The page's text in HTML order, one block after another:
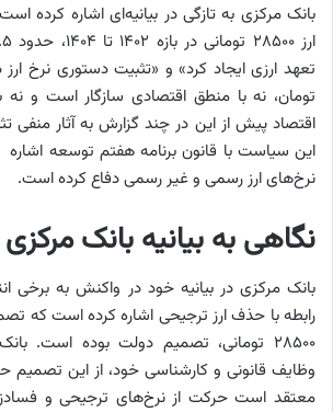
بانک مرکزی به تازگی در بیانیه‌ای اشاره کرده
تومان، نه با منطق اقتصادی سازگار است و نه
اقتصاد پیش از این در چند گزارش به آثار منفی
این سیاست با قانون برنامه هفتم توسعه
نرخ‌های ارز رسمی و غیر رسمی دفاع کرده است.
نگاهی به بیانیه بانک مرکزی
بانک مرکزی در بیانیه خود در واکنش به برخی
رابطه با حذف ارز ترجیحی اشاره کرده است که
۲۸۵۰۰ تومانی، تصمیم دولت بوده است.
وظایف قانونی و کارشناسی خود، از این
معتقد است حرکت از نرخ‌های ترجیحی و